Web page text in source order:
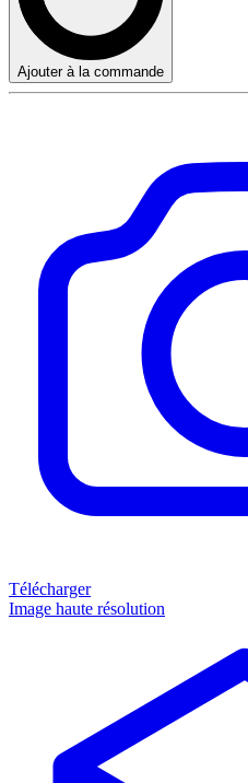
Ajouter à la commande
Télécharger
Image haute résolution